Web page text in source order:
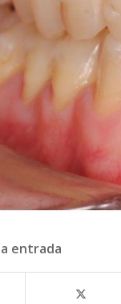
entrada